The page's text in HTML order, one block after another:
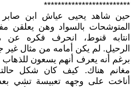
*************************
حين شاهد يحيى عياش ابن صابر
المتوشحات بالسواد وهن يعلقن
انتابه قنوط، انحرف فكره عن
الرحيل. لم يكن أمامه من مثال
برغم أنه يعرف أنهم يسعون
مغانم هناك. كيف كان شكل
أناخت على وجهه تعبيسة تشي